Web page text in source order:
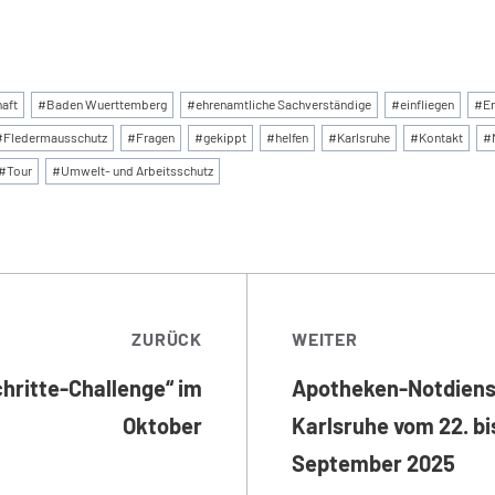
#Baden Wuerttemberg #ehrenamtliche Sachverständige #einfliegen #
Fledermausschutz #Fragen #gekippt #helfen #Karlsruhe #Kontakt #
#Tour #Umwelt- und Arbeitsschutz
ZURÜCK
Challenge“ im
Oktober
WEITER
Apotheken-
Karlsruhe vom 22.
September 2025